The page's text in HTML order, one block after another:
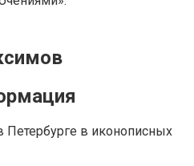
Петербурге в иконописных